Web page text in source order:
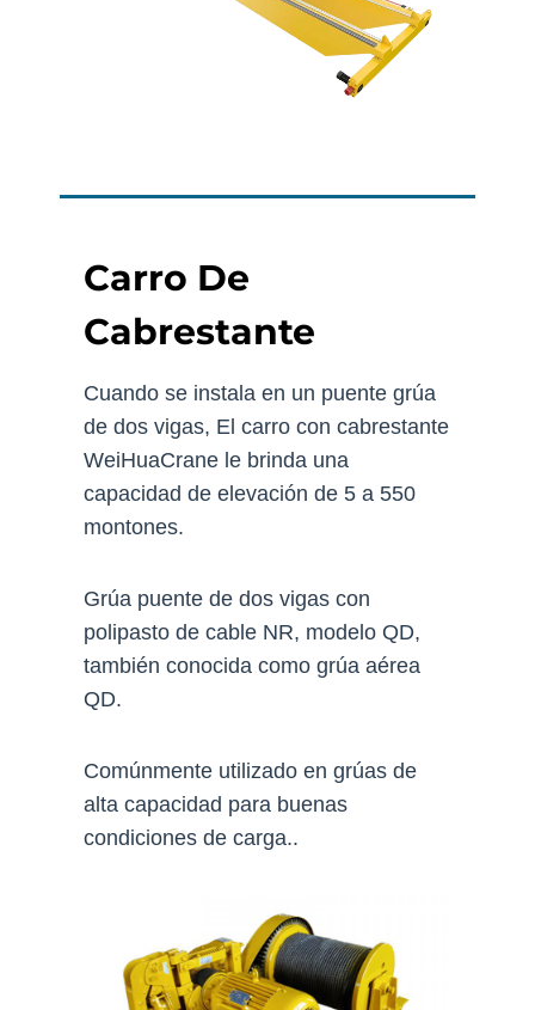
Carro De
Cabrestante
Cuando se instala en un puente grúa
de dos vigas, El carro con cabrestante
WeiHuaCrane le brinda una
capacidad de elevación de 5 a 550
montones.
Grúa puente de dos vigas con
polipasto de cable NR, modelo QD,
también conocida como grúa aérea
QD.
Comúnmente utilizado en grúas de
alta capacidad para buenas
condiciones de carga..